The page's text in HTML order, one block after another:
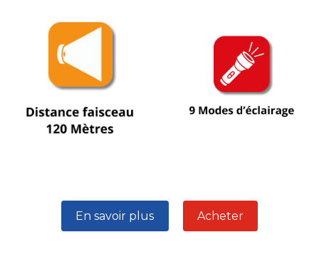
En savoir plus Acheter